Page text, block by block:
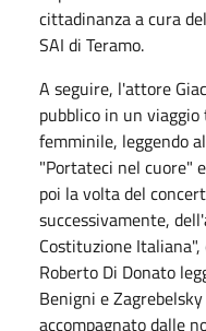
cittadinanza a cura
SAI di Teramo.
A seguire, l'attore
pubblico in un
femminile, leggendo
"Portateci nel cuore"
poi la volta del
successivamente,
Costituzione
Roberto Di Donato
Benigni e
accompagnato dalle